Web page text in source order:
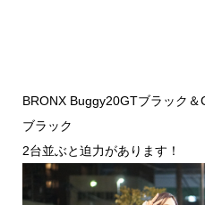
BRONX Buggy20GTブラック＆
ブラック
2台並ぶと迫力があります！